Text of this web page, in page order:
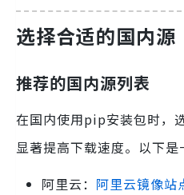
选择合适的国内源
推荐的国内源列表
在国内使用pip安装包时，
显著提高下载速度。以下是
阿里云： 阿里云镜像站